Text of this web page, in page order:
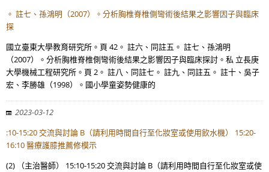
。 註七、孫鴻明（2007）。分析胸椎脊椎側彎術後結果之影響因子與臨床
探
國立臺東大學教育研究所。頁 42。 註六、同註五。 註七、孫鴻明
（2007）。分析胸椎脊椎側彎術後結果之影響因子與臨床探討。私 立長庚
大學機械工程研究所。頁 2。 註八、同註七。 註九、同註五。 註十、吳子
宏、李勝雄（1998）。國小學童姿勢健康的
2023-03-12
:10-15:20 交流與討論 B（請利用時間自行至化妝室或使用飲水機） 15:20-
16:10 醫療護膝推薦修模示
(2) （主治醫師） 15:10-15:20 交流與討論 B（請利用時間自行至化妝室或使